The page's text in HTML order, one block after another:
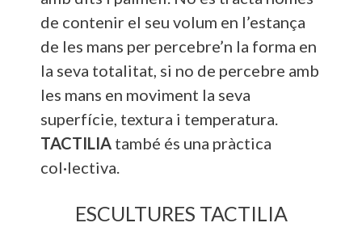
de contenir el seu volum en l’estança
de les mans per percebre’n la forma en
la seva totalitat, si no de percebre amb
les mans en moviment la seva
superfície, textura i temperatura.
TACTILIA també és una pràctica
col·lectiva.
ESCULTURES TACTILIA